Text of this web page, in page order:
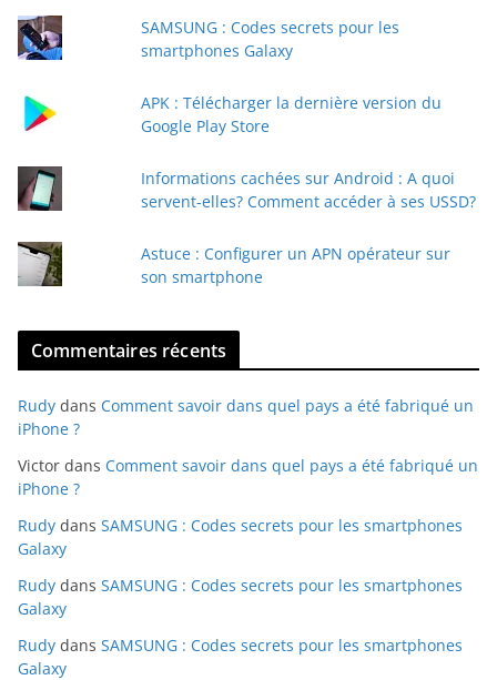
e
-
a
SAMSUNG : Codes secrets pour les
smartphones Galaxy
APK : Télécharger la dernière version du
Google Play Store
Informations cachées sur Android : A quoi
servent-elles? Comment accéder à ses USSD?
Astuce : Configurer un APN opérateur sur
son smartphone
Commentaires récents
Rudy dans Comment savoir dans quel pays a été fabriqué un
iPhone ?
Victor dans Comment savoir dans quel pays a été fabriqué un
iPhone ?
Rudy dans SAMSUNG : Codes secrets pour les smartphones
Galaxy
Rudy dans SAMSUNG : Codes secrets pour les smartphones
Galaxy
Rudy dans SAMSUNG : Codes secrets pour les smartphones
Galaxy